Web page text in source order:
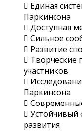
Единая
Паркинсона
Доступная
Сильное
Развитие
Творческие
участников
Паркинсона
Устойчивый
развития